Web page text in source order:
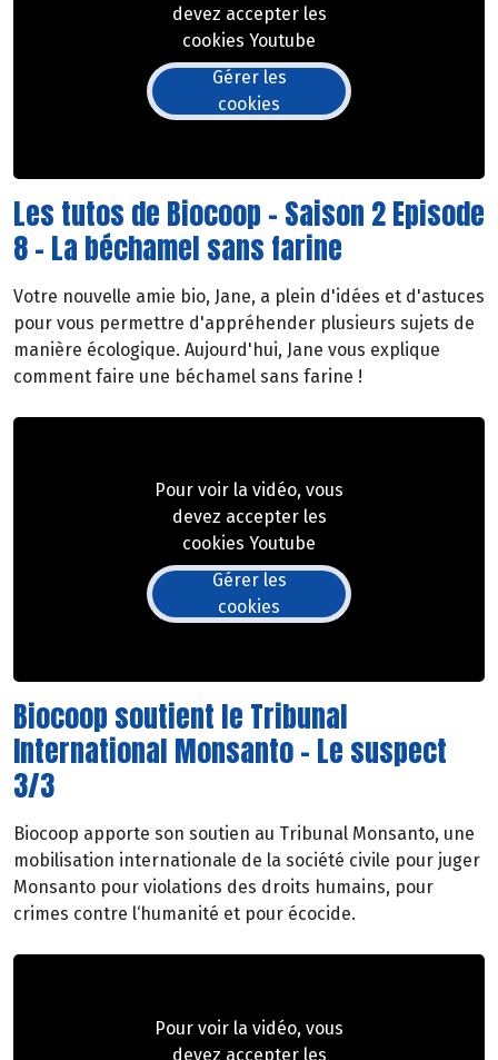
devez accepter les
cookies Youtube
Gérer les
cookies
Les tutos de Biocoop - Saison 2 Episode
8 - La béchamel sans farine
Votre nouvelle amie bio, Jane, a plein d'idées et d'astuces
pour vous permettre d'appréhender plusieurs sujets de
manière écologique. Aujourd'hui, Jane vous explique
comment faire une béchamel sans farine !
Pour voir la vidéo, vous
devez accepter les
cookies Youtube
Gérer les
cookies
Biocoop soutient le Tribunal
International Monsanto - Le suspect
3/3
Biocoop apporte son soutien au Tribunal Monsanto, une
mobilisation internationale de la société civile pour juger
Monsanto pour violations des droits humains, pour
crimes contre l‘humanité et pour écocide.
Pour voir la vidéo, vous
devez accepter les